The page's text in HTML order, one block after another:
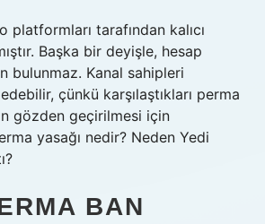
platformları tarafından kalıcı
Başka bir deyişle, hesap
bulunmaz. Kanal sahipleri
çünkü karşılaştıkları perma
gözden geçirilmesi için
yasağı nedir? Neden Yedi
BAN